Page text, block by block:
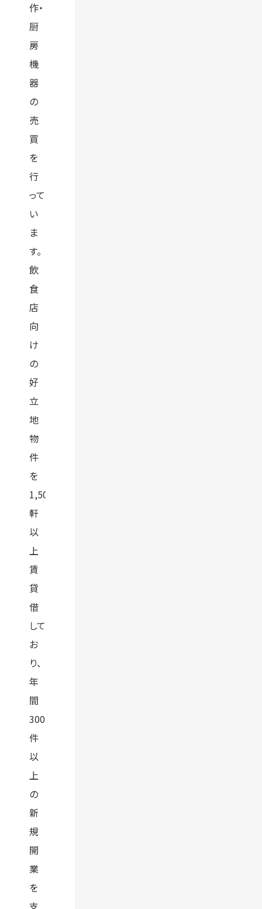
作・
厨
房
機
器
の
売
買
を
行
って
い
ま
す。
飲
食
店
向
け
の
好
立
地
物
件
を
1,500
軒
以
上
賃
貸
借
して
お
り、
年
間
300
件
以
上
の
新
規
開
業
を
支